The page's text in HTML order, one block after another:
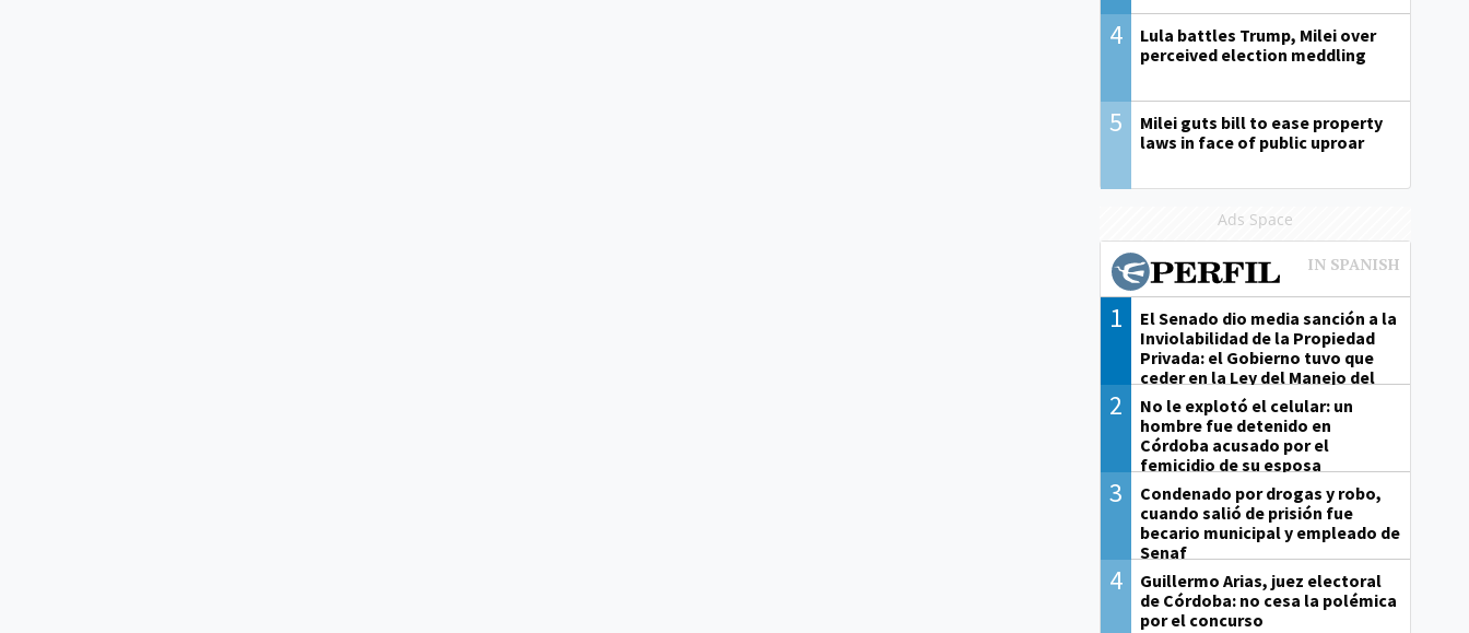
4
Lula battles Trump, Milei over
perceived election meddling
5
Milei guts bill to ease property
laws in face of public uproar
Ads Space
1
El Senado dio media sanción a la
Inviolabilidad de la Propiedad
Privada: el Gobierno tuvo que
ceder en la Ley del Manejo del
Fuego
2
No le explotó el celular: un
hombre fue detenido en
Córdoba acusado por el
femicidio de su esposa
3
Condenado por drogas y robo,
cuando salió de prisión fue
becario municipal y empleado de
Senaf
4
Guillermo Arias, juez electoral
de Córdoba: no cesa la polémica
por el concurso